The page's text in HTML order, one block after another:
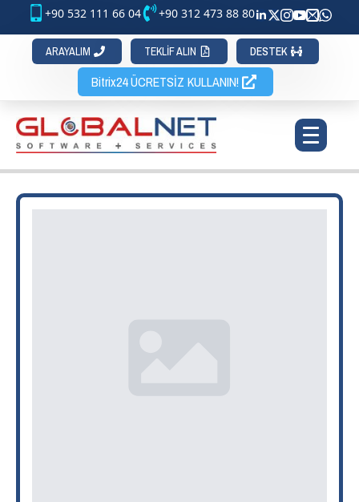
+90 532 111 66 04 +90 312 473 88 80
ARAYALIM TEKLİF ALIN DESTEK
Bitrix24 ÜCRETSİZ KULLANIN!